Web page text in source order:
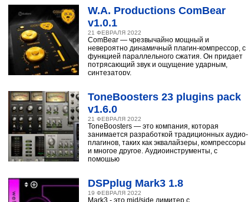
W.A. Productions ComBear
v1.0.1
21 ФЕВРАЛЯ 2022
ComBear — чрезвычайно мощный и
невероятно динамичный плагин-компрессор, с
функцией параллельного сжатия. Он придает
потрясающий звук и ощущение ударным,
синтезатору,
ToneBoosters 23 plugins pack
v1.6.0
21 ФЕВРАЛЯ 2022
ToneBoosters — это компания, которая
занимается разработкой традиционных аудио-
плагинов, таких как эквалайзеры, компрессоры
и многое другое. Аудиоинструменты, с
помощью
DSPplug Mark3 1.8
19 ФЕВРАЛЯ 2022
Mark3 - это mid/side лимитер с